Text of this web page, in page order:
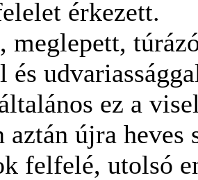
érkezett.
meglepett,
és
ez a
aztán újra heves
felfelé, utolsó